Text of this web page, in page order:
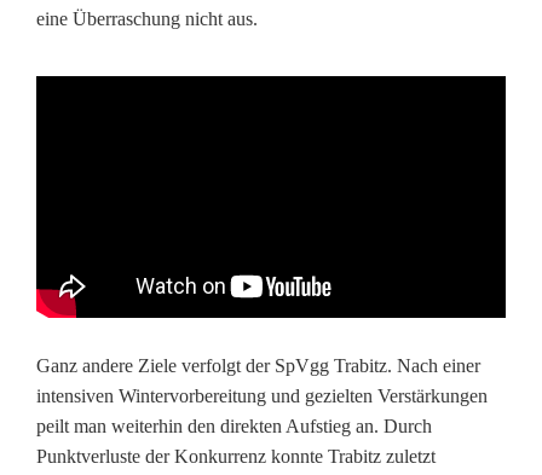
p
a
eine Überraschung nicht aus.
Ganz andere Ziele verfolgt der SpVgg Trabitz. Nach einer
intensiven Wintervorbereitung und gezielten Verstärkungen
peilt man weiterhin den direkten Aufstieg an. Durch
Punktverluste der Konkurrenz konnte Trabitz zuletzt